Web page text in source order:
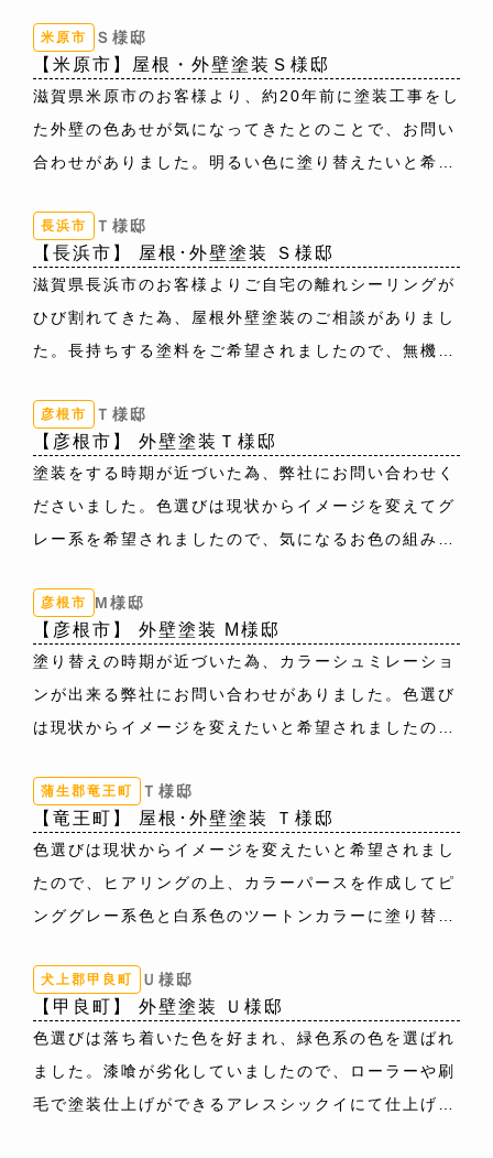
米原市 Ｓ様邸
【米原市】屋根・外壁塗装Ｓ様邸
滋賀県米原市のお客様より、約20年前に塗装工事をし
た外壁の色あせが気になってきたとのことで、お問い
合わせがありました。明るい色に塗り替えたいと希望
塗装した時には選べる色が少なかったとおっしゃって
いましたが、今回はたくさんの種類のカラーから選ぶ
ことができてお喜びいただけました。雨樋や破風板な
どの付帯部分の色は、外壁色の黄色と屋根色の緑色と
どちらにも合う茶系のアイアンバーグをご提案させて
外壁色：9009（ﾚﾓﾝ）
屋根色：9116（ｸﾞﾘｰﾝﾚｲﾊﾞｰ）
長浜市 Ｔ様邸
【長浜市】 屋根･外壁塗装 Ｓ様邸
滋賀県長浜市のお客様よりご自宅の離れシーリングが
ひび割れてきた為、屋根外壁塗装のご相談がありまし
た。長持ちする塗料をご希望されましたので、無機塗
した。色選びは現状に近い色を希望されましたので、
おすすめ色の中からグレー系の色を選ばれました。
外壁色：8081(ﾊﾞｰﾁｸﾞﾚｰ)
屋根色：9111(ｶｰﾎﾞﾝｸﾞﾚｰ)
彦根市 Ｔ様邸
【彦根市】 外壁塗装Ｔ様邸
塗装をする時期が近づいた為、弊社にお問い合わせく
ださいました。色選びは現状からイメージを変えてグ
レー系を希望されましたので、気になるお色の組み合
ち合わせをして決められました。
外壁色：全体：8078(ｳｨｻﾞｰﾄﾞｺｯﾊﾟｰ)／8204(ｸﾞﾚｰ
ｼﾞｭ)
彦根市 M様邸
【彦根市】 外壁塗装 M様邸
塗り替えの時期が近づいた為、カラーシュミレーショ
ンが出来る弊社にお問い合わせがありました。色選び
は現状からイメージを変えたいと希望されましたの
件をご紹介させていただきました。カラーシュミレー
ションを作成させていただき、実際にご覧になられて
ベランダのみ色分けのグレー系のツートンカラーに塗
り替えられました。
外壁色：全体：8082(ﾆﾝﾊﾞｽ) ベランダ：8079(ﾁｬｺ
屋根色：8079(ﾁｬｺｰﾙ)
蒲生郡竜王町 Ｔ様邸
【竜王町】 屋根･外壁塗装 Ｔ様邸
色選びは現状からイメージを変えたいと希望されまし
たので、ヒアリングの上、カラーパースを作成してピ
ンググレー系色と白系色のツートンカラーに塗り替え
外壁色：上段：9010(ｸｰﾙﾎﾜｲﾄ)／下段：9011（ﾛｰｽﾞ
ｸﾞﾚｲ）
屋根色：9113(ﾗｾｯﾄﾌﾞﾗｳﾝ)
犬上郡甲良町 Ｕ様邸
【甲良町】 外壁塗装 Ｕ様邸
色選びは落ち着いた色を好まれ、緑色系の色を選ばれ
ました。漆喰が劣化していましたので、ローラーや刷
毛で塗装仕上げができるアレスシックイにて仕上げま